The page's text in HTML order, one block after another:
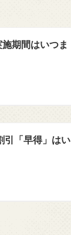
期間はいつま
引「早得」はい